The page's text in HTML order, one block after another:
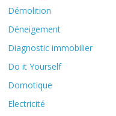
Démolition
Déneigement
Diagnostic immobilier
Do it Yourself
Domotique
Electricité